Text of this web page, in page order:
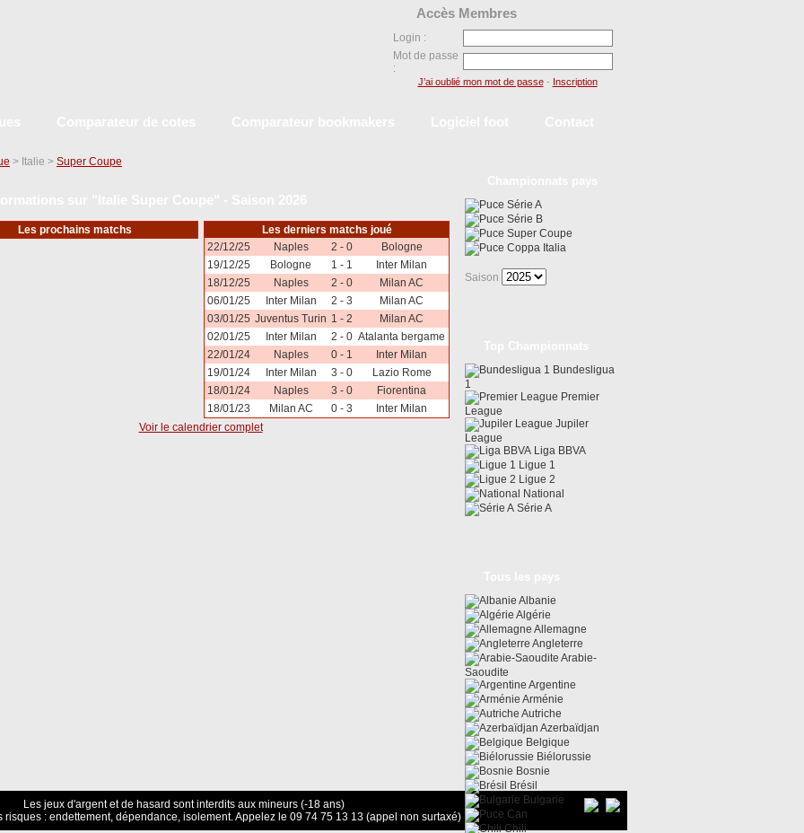
> Italie > Super Coupe
Les prochains matchs
Les derniers matchs joué
22/12/25
Naples 2 - 0
Bologne
19/12/25
Bologne 1 - 1
Inter Milan
18/12/25
Naples 2 - 0
Milan AC
06/01/25
Inter Milan 2 - 3
Milan AC
03/01/25 Juventus Turin 1 - 2
Milan AC
02/01/25
Inter Milan 2 - 0 Atalanta bergame
22/01/24
Naples 0 - 1
Inter Milan
19/01/24
Inter Milan 3 - 0
Lazio Rome
18/01/24
Naples 3 - 0
Fiorentina
18/01/23
Milan AC 0 - 3
Inter Milan
Voir le calendrier complet
Série A
Série B
Super Coupe
Coppa Italia
Saison
Bundesligua
1
Premier
League
Jupiler
League
Liga BBVA
Ligue 1
Ligue 2
National
Série A
Albanie
Algérie
Allemagne
Angleterre
Arabie-
Saoudite
Argentine
Arménie
Autriche
Azerbaïdjan
Belgique
Biélorussie
Bosnie
Brésil
Bulgarie
Can
Chili
Les jeux d'argent et de hasard sont interdits aux mineurs (-18 ans)
risques : endettement, dépendance, isolement. Appelez le 09 74 75 13 13 (appel non surtaxé)
Accès Membres
Login :
Mot de passe
:
J’ai oublié mon mot de passe- Inscription